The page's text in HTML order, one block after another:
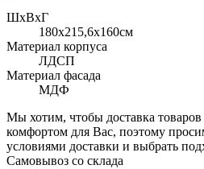
ШхВхГ
180x215,6х160см
Материал корпуса
ЛДСП
Материал фасада
МДФ
Мы хотим, чтобы доставка
комфортом для Вас, поэтому
условиями доставки и выбрать
Самовывоз со склада